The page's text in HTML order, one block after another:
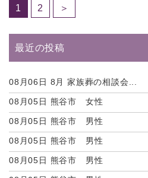
1 2 ＞
最近の投稿
08月06日 8月 家族葬の相談会...
08月05日 熊谷市 女性
08月05日 熊谷市 男性
08月05日 熊谷市 男性
08月05日 熊谷市 男性